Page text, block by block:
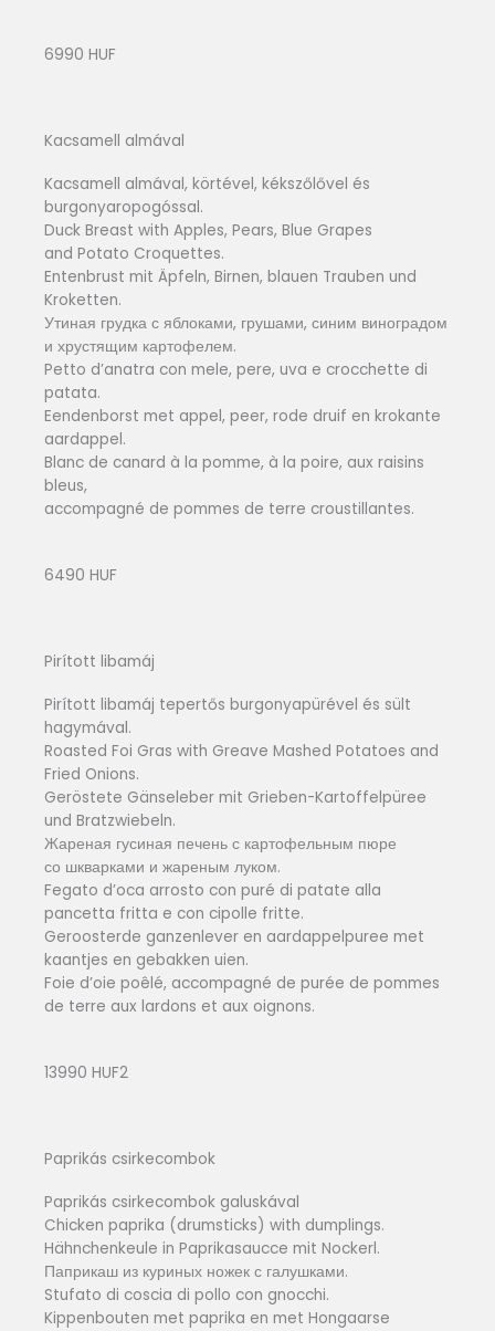
6990 HUF
Kacsamell almával
Kacsamell almával, körtével, kékszőlővel és
burgonyaropogóssal.
Duck Breast with Apples, Pears, Blue Grapes
and Potato Croquettes.
Entenbrust mit Äpfeln, Birnen, blauen Trauben und
Kroketten.
Утиная грудка с яблоками, грушами, синим виноградом
и хрустящим картофелем.
Petto d’anatra con mele, pere, uva e crocchette di
patata.
Eendenborst met appel, peer, rode druif en krokante
aardappel.
Blanc de canard à la pomme, à la poire, aux raisins
bleus,
accompagné de pommes de terre croustillantes.
6490 HUF
Pirított libamáj
Pirított libamáj tepertős burgonyapürével és sült
hagymával.
Roasted Foi Gras with Greave Mashed Potatoes and
Fried Onions.
Geröstete Gänseleber mit Grieben-Kartoffelpüree
und Bratzwiebeln.
Жареная гусиная печень с картофельным пюре
со шкварками и жареным луком.
Fegato d’oca arrosto con puré di patate alla
pancetta fritta e con cipolle fritte.
Geroosterde ganzenlever en aardappelpuree met
kaantjes en gebakken uien.
Foie d’oie poêlé, accompagné de purée de pommes
de terre aux lardons et aux oignons.
13990 HUF2
Paprikás csirkecombok
Paprikás csirkecombok galuskával
Chicken paprika (drumsticks) with dumplings.
Hähnchenkeule in Paprikasaucce mit Nockerl.
Паприкаш из куриных ножек с галушками.
Stufato di coscia di pollo con gnocchi.
Kippenbouten met paprika en met Hongaarse